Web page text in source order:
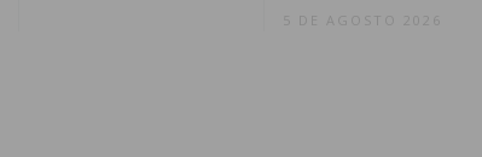
5 DE AGOSTO 2026